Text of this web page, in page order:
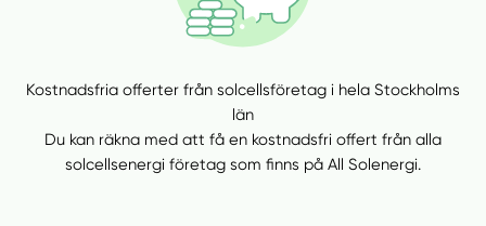
Kostnadsfria offerter från solcellsföretag i hela Stockholms
län
Du kan räkna med att få en kostnadsfri offert från alla
solcellsenergi företag som finns på All Solenergi.